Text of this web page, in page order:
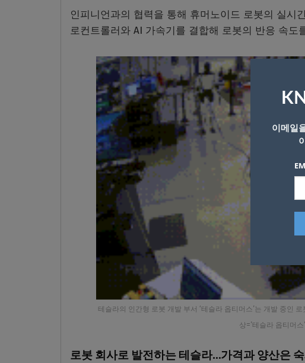
인피니언과의 협력을 통해 휴머노이드 로봇의 실시
로컨트롤러와 AI 가속기를 결합해 로봇의 반응 속
테슬라의 인간형 로봇 개발 부서 ‘테슬라 옵티머스’는 개발 중인
상=’테슬라 옵티머
로봇 회사로 발전하는 테슬라…가격과 양산은 숙
이메일